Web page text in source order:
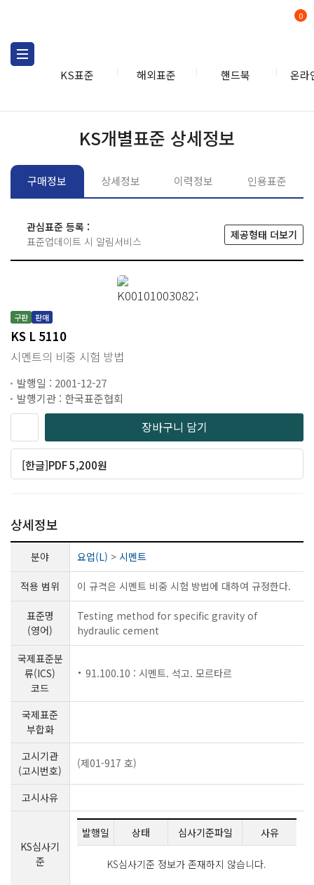
KS표준 해외표준 핸드북 온라
0
KS개별표준 상세정보
구매정보 상세정보 이력정보 인용표준
관심표준 등록 :
표준업데이트 시 알림서비스
제공형태 더보기
구판 판매
KS L 5110
시멘트의 비중 시험 방법
발행일 : 2001-12-27
발행기관 : 한국표준협회
장바구니 담기
[한글]PDF 5,200원
상세정보
분야 요업(L) > 시멘트
적용 범위 이 규격은 시멘트 비중 시험 방법에 대하여 규정한다.
표준명
(영어)
Testing method for specific gravity of
hydraulic cement
국제표준분
류(ICS)
코드
91.100.10 : 시멘트. 석고. 모르타르
국제표준
부합화
고시기관
(고시번호)
(제01-917 호)
고시사유
KS심사기
준
발행일 상태 심사기준파일 사유
KS심사기준 정보가 존재하지 않습니다.